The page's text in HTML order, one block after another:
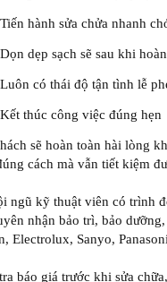
Tiến hành sửa chửa nhanh
Dọn dẹp sạch sẽ sau khi
Luôn có thái độ tận tình lễ
Kết thúc công việc đúng hẹn
sẽ hoàn toàn hài lòng
cách mà vẫn tiết kiệm
ngũ kỹ thuật viên có trình
nhận bảo trì, bảo
Electrolux, Sanyo,
báo giá trước khi sửa